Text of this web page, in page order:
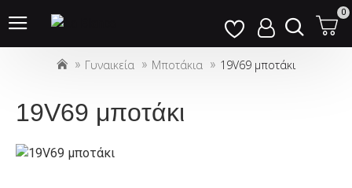
Αυτός
ο
ιστότοπος
ένα
σύστημα
προσβασιμότητας.
0
Γυναικεία Μποτάκια 19V69 μποτάκι
19V69 μποτάκι